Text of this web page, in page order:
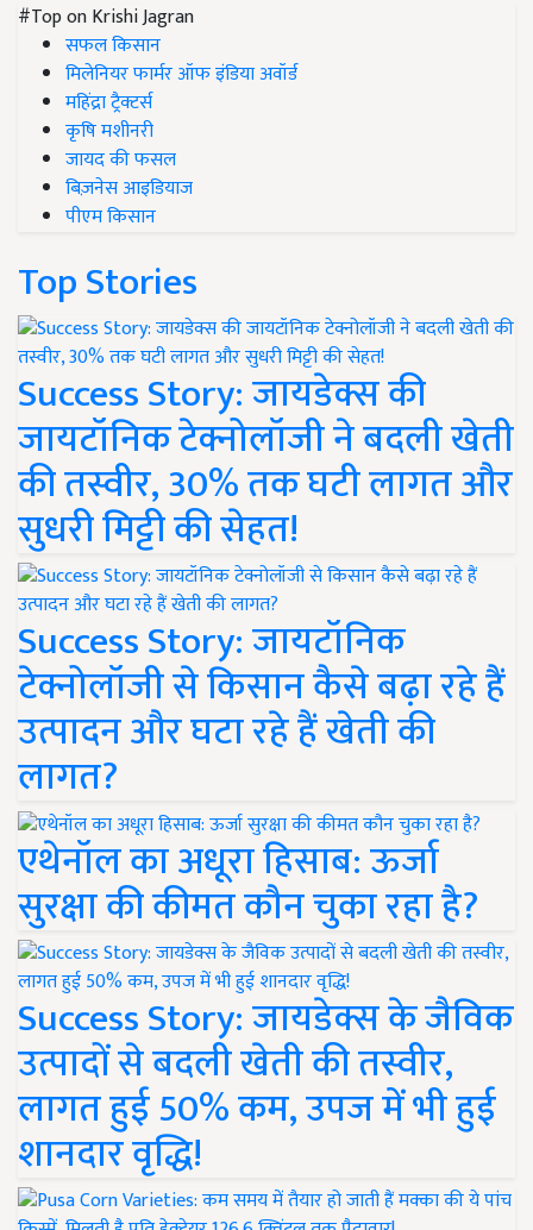
#Top on Krishi Jagran
सफल किसान
मिलेनियर फार्मर ऑफ इंडिया अवॉर्ड
महिंद्रा ट्रैक्टर्स
कृषि मशीनरी
जायद की फसल
बिज़नेस आइडियाज
पीएम किसान
Top Stories
Success Story: जायडेक्स की
जायटॉनिक टेक्नोलॉजी ने बदली खेती
की तस्वीर, 30% तक घटी लागत और
सुधरी मिट्टी की सेहत!
Success Story: जायटॉनिक
टेक्नोलॉजी से किसान कैसे बढ़ा रहे हैं
उत्पादन और घटा रहे हैं खेती की
लागत?
एथेनॉल का अधूरा हिसाब: ऊर्जा
सुरक्षा की कीमत कौन चुका रहा है?
Success Story: जायडेक्स के जैविक
उत्पादों से बदली खेती की तस्वीर,
लागत हुई 50% कम, उपज में भी हुई
शानदार वृद्धि!